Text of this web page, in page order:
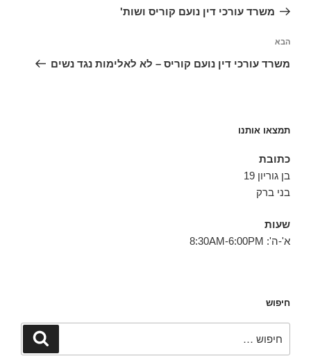
הקודםמשרד עורכי דין נועם קוריס ושות'
הפוסט
הבא
הבא
משרד עורכי דין נועם קוריס – לא לאלימות נגד נשים
תמצאו אותנו
כתובת
בן גוריון 19
בני ברק
שעות
א'-ה': 8:30AM-6:00PM
חיפוש
חיפוש